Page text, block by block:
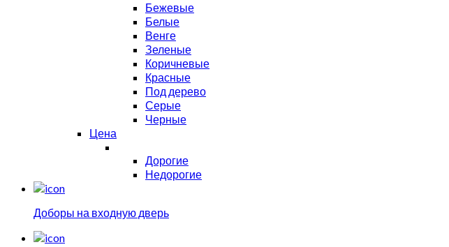
Бежевые
Белые
Венге
Зеленые
Коричневые
Красные
Под дерево
Серые
Черные
Цена
Дорогие
Недорогие
Доборы на входную дверь